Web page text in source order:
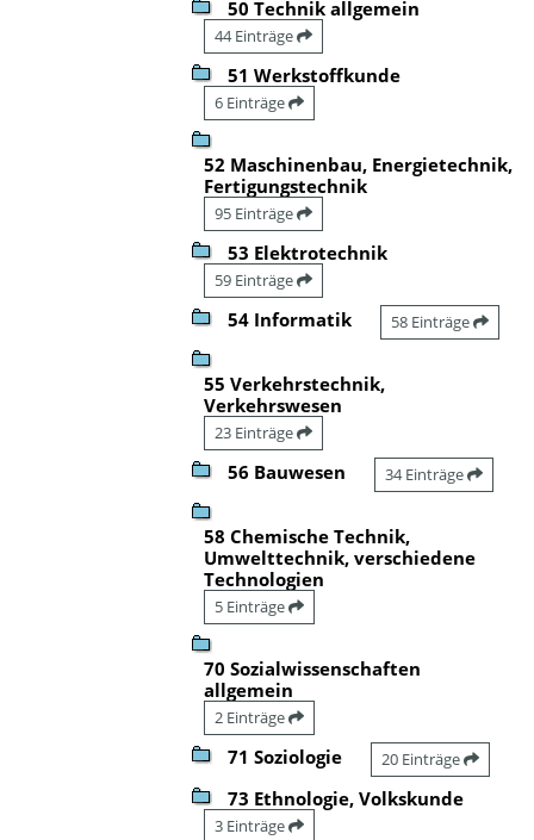
50 Technik allgemein
44 Einträge
51 Werkstoffkunde
6 Einträge
52 Maschinenbau, Energietechnik,
Fertigungstechnik
95 Einträge
53 Elektrotechnik
59 Einträge
54 Informatik 58 Einträge
55 Verkehrstechnik,
Verkehrswesen
23 Einträge
56 Bauwesen 34 Einträge
58 Chemische Technik,
Umwelttechnik, verschiedene
Technologien
5 Einträge
70 Sozialwissenschaften
allgemein
2 Einträge
71 Soziologie 20 Einträge
73 Ethnologie, Volkskunde
3 Einträge